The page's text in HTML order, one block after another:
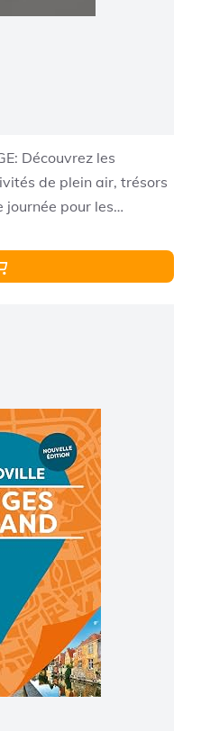
Découvrez les
de plein air, trésors
journée pour les